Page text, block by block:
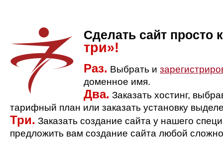
Сделать сайт просто
три»!
Раз. Выбрать и
доменное имя.
Два. Заказать хостинг,
тарифный план или заказать установку
Три. Заказать создание сайта у нашего
предложить вам создание сайта любой